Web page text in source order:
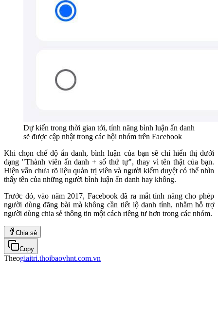
Dự kiến trong thời gian tới, tính năng bình luận ẩn danh
sẽ được cập nhật trong các hội nhóm trên Facebook
Khi chọn chế độ ẩn danh, bình luận của bạn sẽ chỉ hiển thị dưới
dạng "Thành viên ẩn danh + số thứ tự", thay vì tên thật của bạn.
Hiện vẫn chưa rõ liệu quản trị viên và người kiểm duyệt có thể nhìn
thấy tên của những người bình luận ẩn danh hay không.
Trước đó, vào năm 2017, Facebook đã ra mắt tính năng cho phép
người dùng đăng bài mà không cần tiết lộ danh tính, nhằm hỗ trợ
người dùng chia sẻ thông tin một cách riêng tư hơn trong các nhóm.
Chia sẻ
Copy
Theogiaitri.thoibaovhnt.com.vn